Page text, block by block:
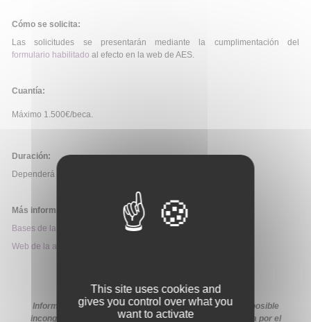
Cómo se solicita:
Las solicitudes se presentarán mediante la cumplimentación del
formulario habilitado al efecto en la web de AES.
Cuantía:
Máximo 1.500€/beca.
Duración:
Dependerá de la modalidad.
Más información:
Bases de la convocatoria
Web de la ayuda
Información extraída de la web de la ayuda. En caso de posible
incongruencia, prevalecerá la información proporcionada por el
This site uses cookies and
gives you control over what you
want to activate